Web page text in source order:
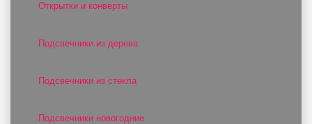
Открытки и конверты
Подсвечники из дерева
Подсвечники из стекла
Подсвечники новогодние